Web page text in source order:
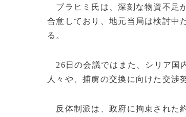
ブラヒミ氏は、深刻な物資不足
合意しており、地元当局は検討中
る。
26日の会議ではまた、シリア国
人々や、捕虜の交換に向けた交渉
反体制派は、政府に拘束された